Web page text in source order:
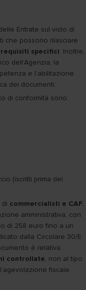
Entrate sul visto di
che possono rilasciare
requisiti specifici. Inoltre,
dell’Agenzia, la
e l’abilitazione
dei documenti.
di conformità sono:
(iscritti prima del
di commercialisti e CAF,
amministrativa, con
di 258 euro fino a un
dalla Circolare 30/E
è relativa
controllate, non al tipo
fiscale.